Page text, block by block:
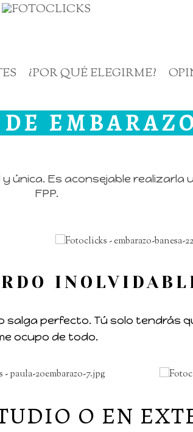
¿POR QUÉ ELEGIRME?
única. Es aconsejable realizarla
FPP.
perfecto. Tú solo tendrás
ocupo de todo.
O EN